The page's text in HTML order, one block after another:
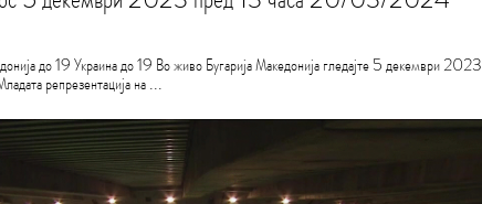
до 19 Украина до 19 Во живо Бугарија Македонија гледајте 5 декември 2023
репрезентација на ...